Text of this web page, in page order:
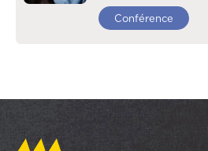
Conférence